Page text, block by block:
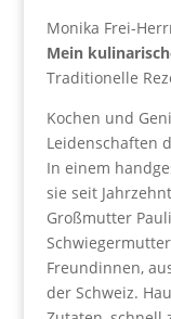
Monika Frei-
Mein
Traditionelle
Kochen und
Leidenschaften
In einem
sie seit
Großmutter
Freundinnen,
der Schweiz.